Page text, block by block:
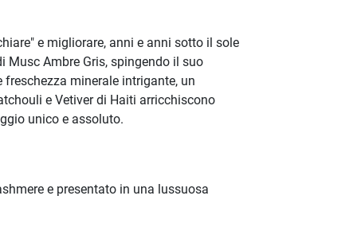
e migliorare, anni e anni sotto il sole
Musc Ambre Gris, spingendo il suo
minerale intrigante, un
e Vetiver di Haiti arricchiscono
unico e assoluto.
e presentato in una lussuosa